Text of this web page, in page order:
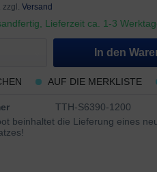
zzgl.Versand
Lieferzeit ca. 1-3
In den
AUF DIE MERKLISTE
TTH-S6390-1200
beinhaltet die Lieferung eines